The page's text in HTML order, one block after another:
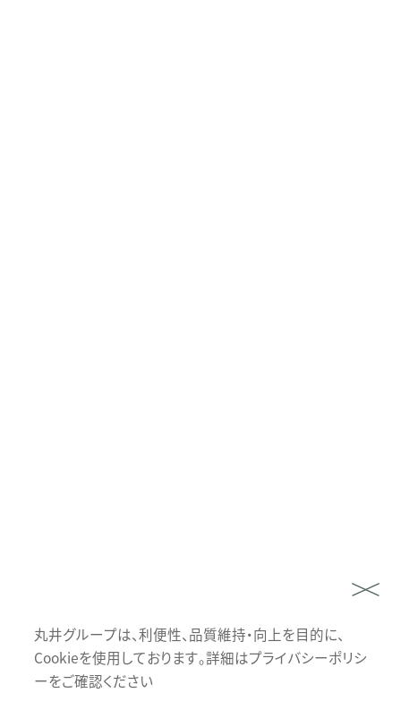
丸井グループは、利便性、品質維持・向上を目的に、
Cookieを使用しております。詳細はプライバシーポリシ
ーをご確認ください